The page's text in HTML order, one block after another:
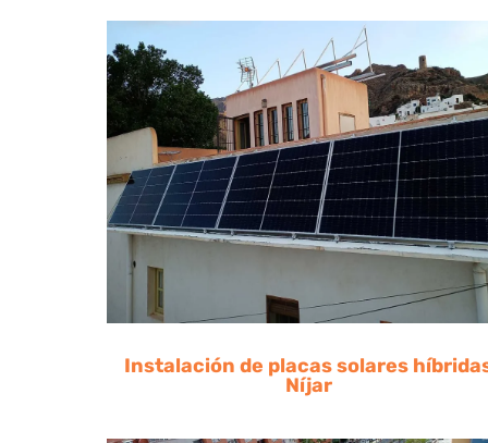
Instalación de placas solares
Níjar